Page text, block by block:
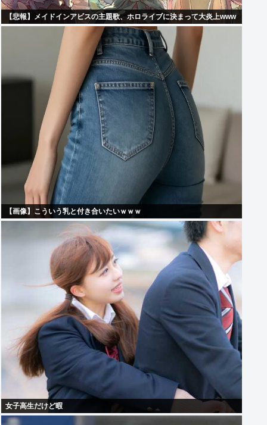
【悲報】メイドインアビスの主題歌、ホロライブに決まって大炎上www
【画像】こういう乳と付き合いたいｗｗｗ
女子高生だけど暇